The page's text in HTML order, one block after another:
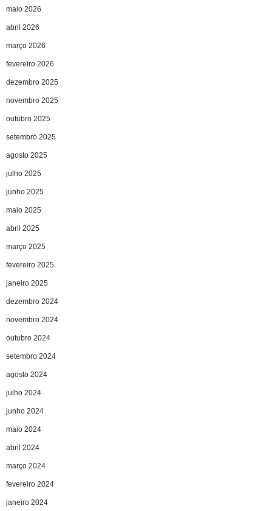
maio 2026
abril 2026
março 2026
fevereiro 2026
dezembro 2025
novembro 2025
outubro 2025
setembro 2025
agosto 2025
julho 2025
junho 2025
maio 2025
abril 2025
março 2025
fevereiro 2025
janeiro 2025
dezembro 2024
novembro 2024
outubro 2024
setembro 2024
agosto 2024
julho 2024
junho 2024
maio 2024
abril 2024
março 2024
fevereiro 2024
janeiro 2024